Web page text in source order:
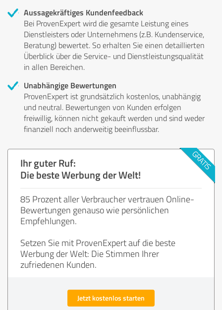
Aussagekräftiges Kundenfeedback
Bei ProvenExpert wird die gesamte Leistung eines
Dienstleisters oder Unternehmens (z.B. Kundenservice,
Beratung) bewertet. So erhalten Sie einen detaillierten
Überblick über die Service- und Dienstleistungsqualität
in allen Bereichen.
Unabhängige Bewertungen
ProvenExpert ist grundsätzlich kostenlos, unabhängig
und neutral. Bewertungen von Kunden erfolgen
freiwillig, können nicht gekauft werden und sind weder
finanziell noch anderweitig beeinflussbar.
Ihr guter Ruf:
Die beste Werbung der Welt!
85 Prozent aller Verbraucher vertrauen Online-
Bewertungen genauso wie persönlichen
Empfehlungen.
Setzen Sie mit ProvenExpert auf die beste
Werbung der Welt: Die Stimmen Ihrer
zufriedenen Kunden.
Jetzt kostenlos starten